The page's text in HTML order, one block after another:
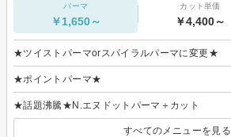
パーマ
￥1,650～
カット単価
￥4,400～
★ツイストパーマorスパイラルパーマに変更★
★ポイントパーマ★
★話題沸騰★N.エヌドットパーマ＋カット
すべてのメニューを見る